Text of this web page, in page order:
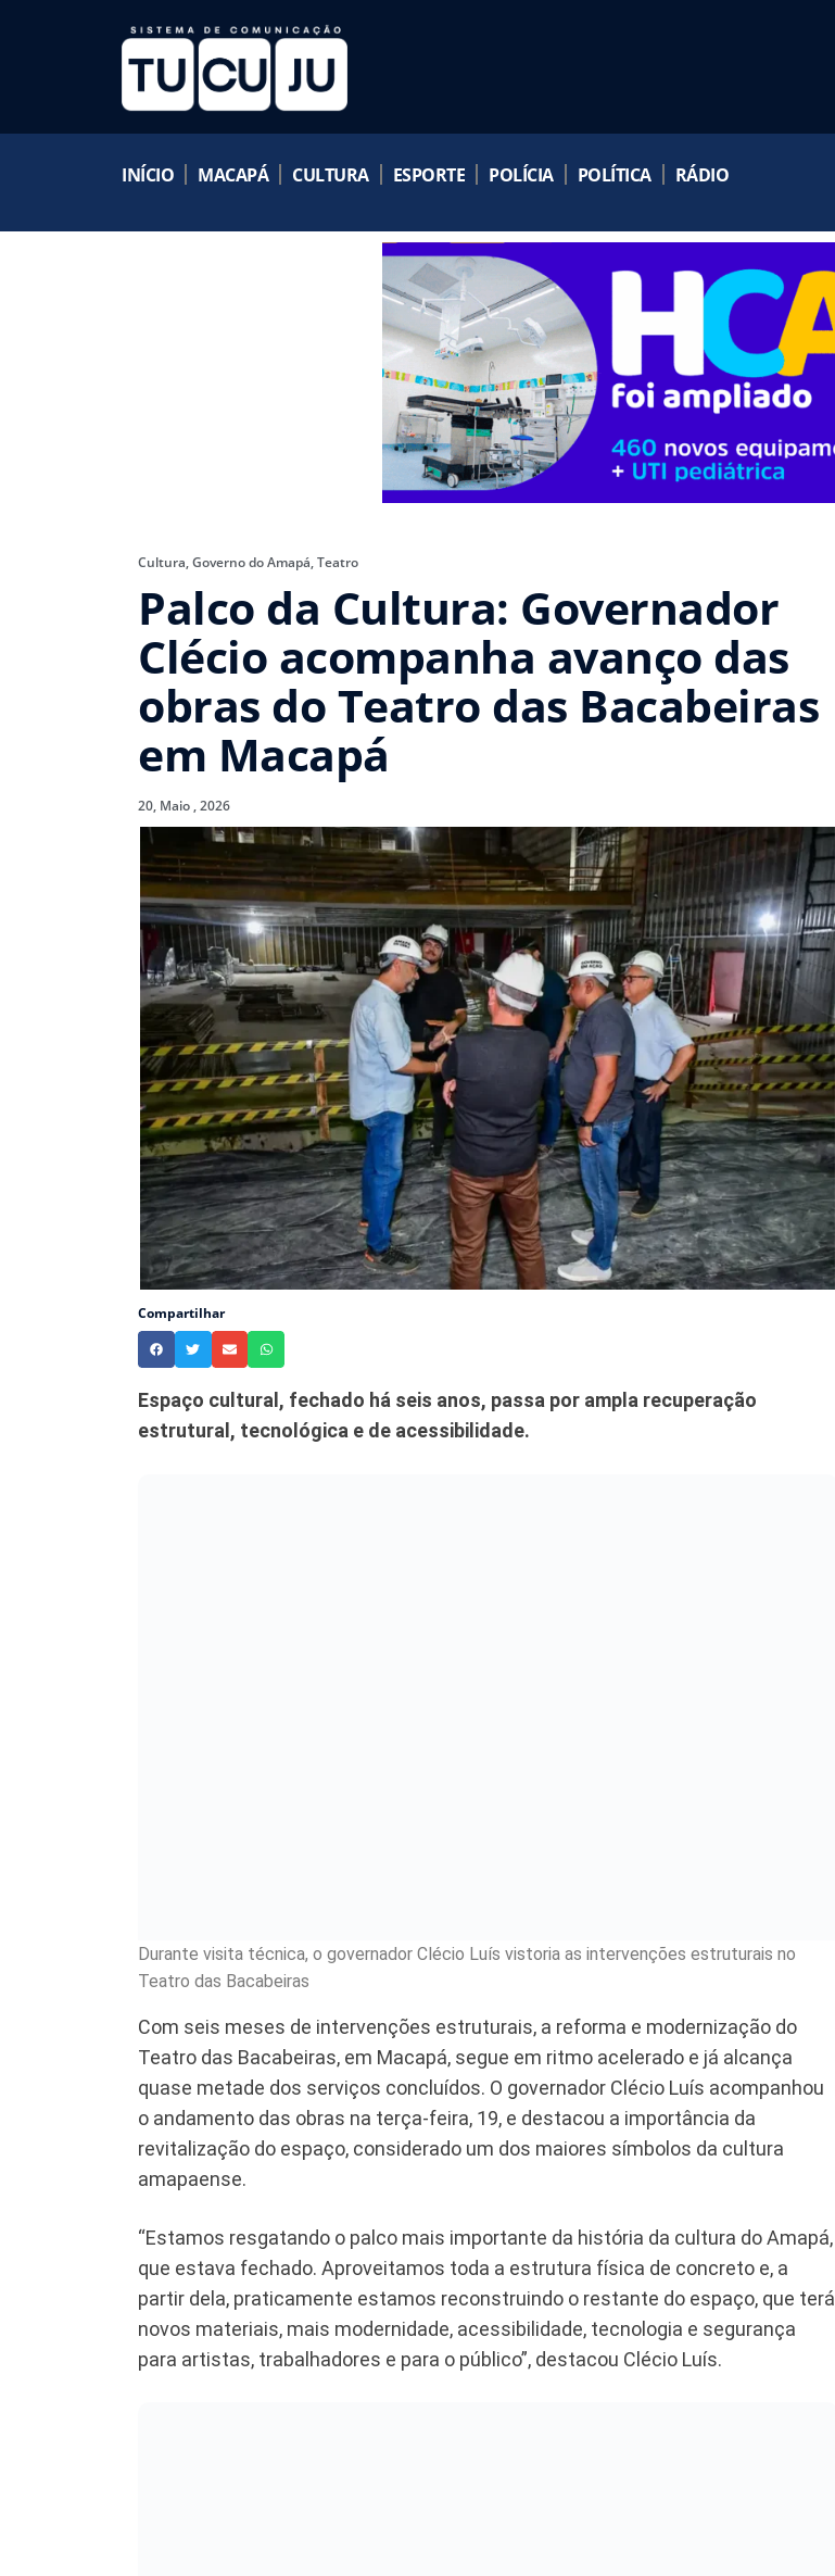
INÍCIO MACAPÁ CULTURA ESPORTE POLÍCIA POLÍTICA RÁDIO
Cultura,Governo do Amapá,Teatro
Palco da Cultura: Governador
Clécio acompanha avanço das
obras do Teatro das Bacabeiras
em Macapá
20, Maio , 2026
Compartilhar
Espaço cultural, fechado há seis anos, passa por ampla recuperação
estrutural, tecnológica e de acessibilidade.
Durante visita técnica, o governador Clécio Luís vistoria as intervenções estruturais no
Teatro das Bacabeiras
Com seis meses de intervenções estruturais, a reforma e modernização do
Teatro das Bacabeiras, em Macapá, segue em ritmo acelerado e já alcança
quase metade dos serviços concluídos. O governador Clécio Luís acompanhou
o andamento das obras na terça-feira, 19, e destacou a importância da
revitalização do espaço, considerado um dos maiores símbolos da cultura
amapaense.
“Estamos resgatando o palco mais importante da história da cultura do Amapá,
que estava fechado. Aproveitamos toda a estrutura física de concreto e, a
partir dela, praticamente estamos reconstruindo o restante do espaço, que terá
novos materiais, mais modernidade, acessibilidade, tecnologia e segurança
para artistas, trabalhadores e para o público”, destacou Clécio Luís.